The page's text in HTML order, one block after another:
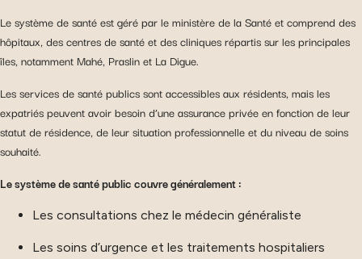
Le système de santé est géré par le ministère de la Santé et comprend des
hôpitaux, des centres de santé et des cliniques répartis sur les principales
îles, notamment Mahé, Praslin et La Digue.
Les services de santé publics sont accessibles aux résidents, mais les
expatriés peuvent avoir besoin d’une assurance privée en fonction de leur
statut de résidence, de leur situation professionnelle et du niveau de soins
souhaité.
Le système de santé public couvre généralement :
Les consultations chez le médecin généraliste
Les soins d’urgence et les traitements hospitaliers